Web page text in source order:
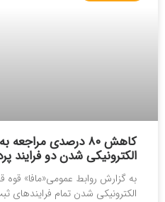
کاهش ۸۰ درصدی
الکترونیکی شدن دو فرایند
به گزارش روابط عمومی«مافا» قوه
الکترونیکی شدن تمام فرایندهای